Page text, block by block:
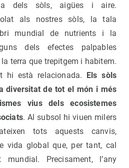
dels sòls, aigües i aire.
als nostres sòls, la tala
mundial de nutrients i la
dels efectes palpables
terra que trepitgem i habitem.
hi està relacionada.
Els sòls
diversitat de tot el món i més
vius dels ecosistemes
. Al subsol hi viuen milers
tots aquests canvis,
vida global que, per tant, cal
Precisament, l’any